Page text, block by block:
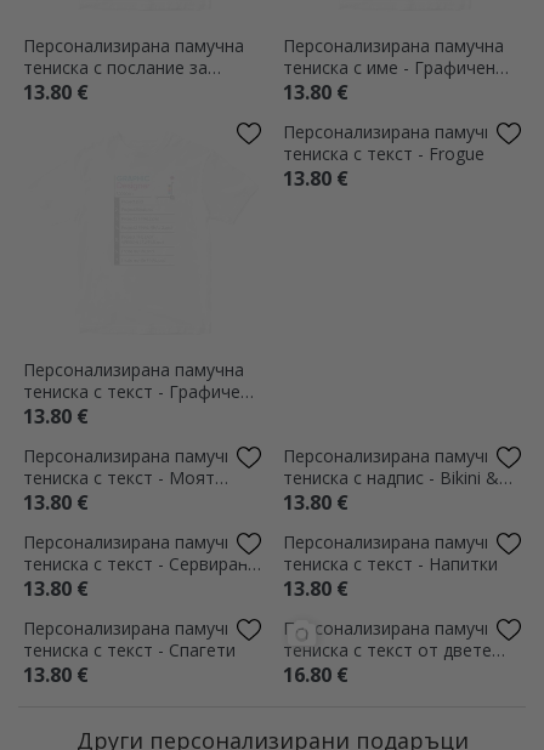
Персонализирана памучна
тениска с послание за
графичен дизайнер
13.80 €
Персонализирана памучна
тениска с име - Графичен
дизайнер
13.80 €
Персонализирана памучна
тениска с текст - Графичен
дизайнер
13.80 €
седмичен план
13.80 €
Martini
13.80 €